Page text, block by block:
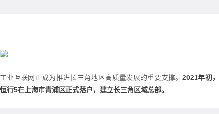
工业互联网正成为推进长三角地区高质量发展的重要支撑。 2021年初，
恒行5在上海市青浦区正式落户，建立长三角区域总部。